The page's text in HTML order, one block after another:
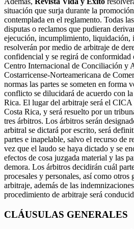
situación que surja durante la
contemplada en el reglamento. Todas
disputas o reclamos que pudieran
ejecución, incumplimiento, liquidación,
resolverán por medio de arbitraje de
confidencial y se regirá de conformidad
Centro Internacional de Conciliación y
Costarricense-Norteamericana de
normas las partes se someten en forma
conflicto se dilucidará de acuerdo con
Rica. El lugar del arbitraje será el CICA
Costa Rica, y será resuelto por un
tres árbitros. Los árbitros serán
arbitral se dictará por escrito, será
partes e inapelable, salvo el recurso de
vez que el laudo se haya dictado y se
efectos de cosa juzgada material y las
demora. Los árbitros decidirán cuál
procesales y personales, así como otros
arbitraje, además de las
procedimiento de arbitraje será
CLÁUSULAS GENERALES